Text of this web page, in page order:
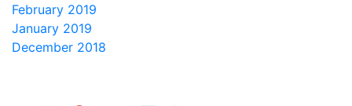
February 2019
January 2019
December 2018